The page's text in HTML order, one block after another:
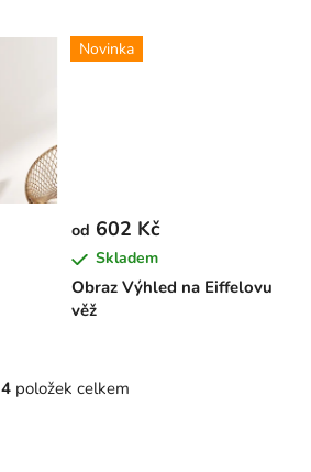
Novinka
Obraz Výhled na Eiffelovu
věž
od 602 Kč
Skladem
O
4položek celkem